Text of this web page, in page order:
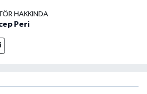
HAKKINDA
Peri